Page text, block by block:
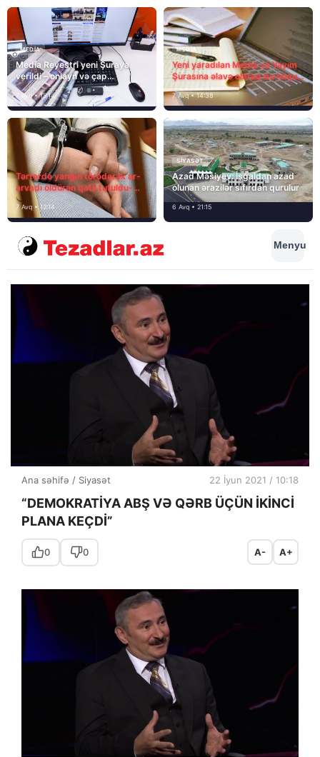
MEDİA
Media Reyestri yeni Şuraya
verildi – onlayn və çap
mediasını nə gözləyir?
7 Avq • 15:14
MEDİA
Yeni yaradılan Media və Yayım
Şurasına əlavə olaraq bu hüquq
və vəzifələr də verilib
7 Avq • 14:38
Tərtərdə yanğın törədərək ər-
arvadı öldürən qatil tutuldu-
SON DƏQİQƏ
7 Avq • 12:14
SIYASƏT
Azad Məsiyev: İşğaldan azad
olunan ərazilər sıfırdan qurulur
6 Avq • 21:15
Menyu
Ana səhifə / Siyasət 22 İyun 2021 / 10:18
“DEMOKRATİYA ABŞ VƏ QƏRB ÜÇÜN İKİNCİ
PLANA KEÇDİ”
0 0 A- A+